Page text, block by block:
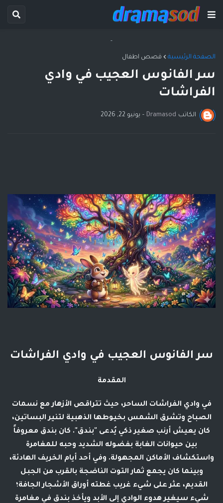
-
الصفحة الرئيسية قصص اطفال
سر الفانوس العجيب في وادي
الفراشات
الكاتب Dramasod
- يونيو 22, 2026
سر الفانوس العجيب في وادي الفراشات
المقدمة
في وادي الفراشات الساحر، حيث تتراقص الأزهار مع نسمات
الصباح وتشرق الشمس بخيوطها الذهبية لتنير البساتين،
كان يعيش أرنب صغير ذكي يُدعى "بندق". كان بندق معروفاً
بين حيوانات الغابة بفضوله الشديد وحبه للمغامرة
واستكشاف الأماكن المجهولة. وفي أحد أيام الخريف الهادئة،
وبينما كان يجمع ثمار التوت الناضجة بالقرب من الجبل
القديم، عثر على شيء غريب غطته أوراق الأشجار الجافة؛
شيء سيغير هدوء الوادي إلى الأبد ويأخذ بندق في مغامرة